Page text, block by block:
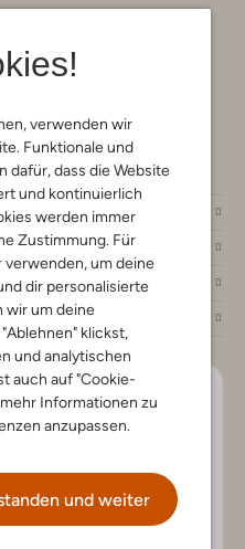
verwenden wir
Funktionale und
dafür, dass die Website
und kontinuierlich
werden immer
Zustimmung. Für
verwenden, um deine
dir personalisierte
wir um deine
klickst,
und analytischen
auch auf "Cookie-
Informationen zu
anzupassen.
und weiter
bleiben
dich. Abonniere den
Einkaufsgutschein im